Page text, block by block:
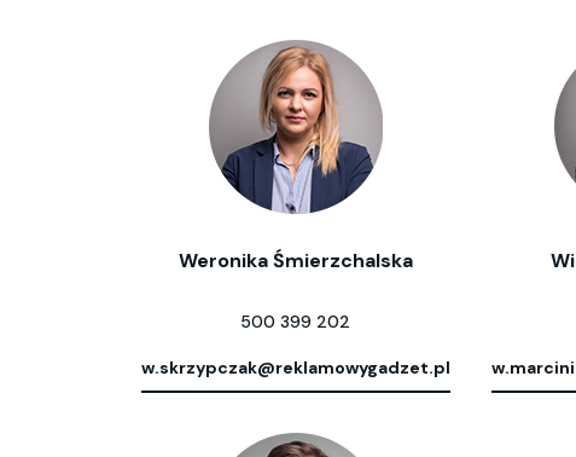
Weronika Śmierzchalska
500 399 202
w.skrzypczak@reklamowygadzet.pl